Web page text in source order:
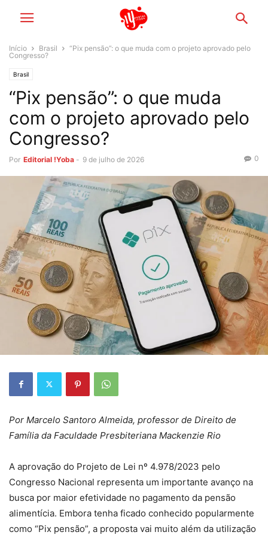
Início Brasil
“Pix pensão”: o que muda com o projeto aprovado pelo
Congresso?
Brasil
“Pix pensão”: o que muda
com o projeto aprovado pelo
Congresso?
Por Editorial !Yoba - 9 de julho de 2026 0
Por Marcelo Santoro Almeida, professor de Direito de
Família da Faculdade Presbiteriana Mackenzie Rio
A aprovação do Projeto de Lei nº 4.978/2023 pelo
Congresso Nacional representa um importante avanço na
busca por maior efetividade no pagamento da pensão
alimentícia. Embora tenha ficado conhecido popularmente
como “Pix pensão”, a proposta vai muito além da utilização